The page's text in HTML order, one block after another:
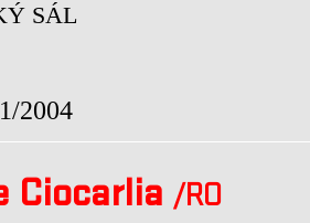
SÁL
2004
Ciocarlia /RO